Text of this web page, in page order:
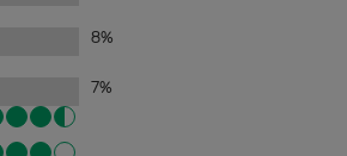
8%
7%